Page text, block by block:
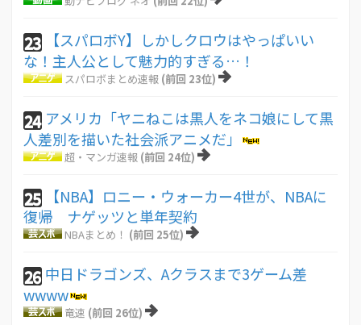
23
【スパロボY】しかしクロウはやっぱいい
な！主人公として魅力的すぎる…！
スパロボまとめ速報 (前回 23位)
24 アメリカ「ヤニねこは黒人をネコ娘にして黒
人差別を描いた社会派アニメだ」
超・マンガ速報 (前回 24位)
25
【NBA】ロニー・ウォーカー4世が、NBAに
復帰 ナゲッツと単年契約
NBAまとめ！ (前回 25位)
26 中日ドラゴンズ、Aクラスまで3ゲーム差
wwww
竜速 (前回 26位)